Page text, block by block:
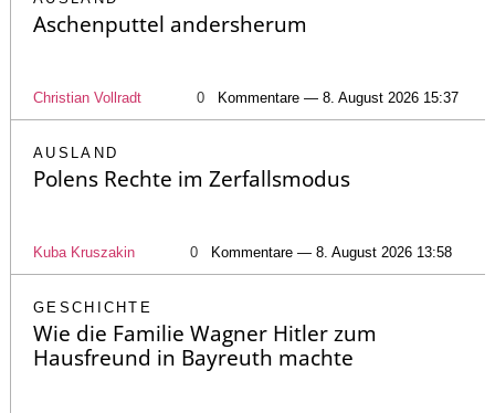
Aschenputtel andersherum
Christian Vollradt 0 Kommentare — 8. August 2026 15:37
AUSLAND
Polens Rechte im Zerfallsmodus
Kuba Kruszakin 0 Kommentare — 8. August 2026 13:58
GESCHICHTE
Wie die Familie Wagner Hitler zum
Hausfreund in Bayreuth machte